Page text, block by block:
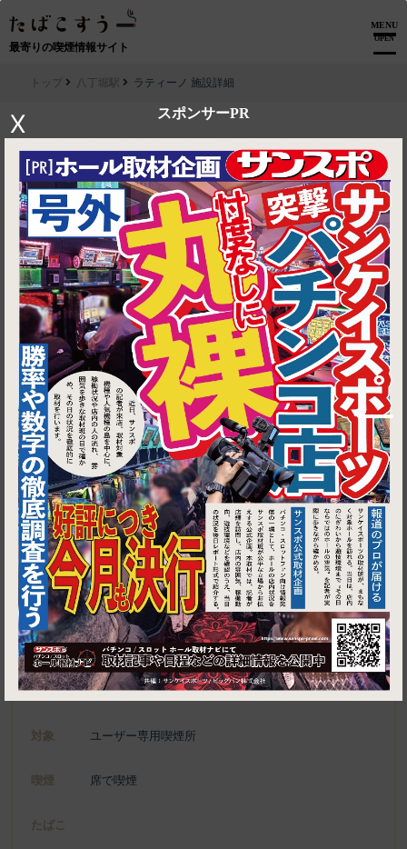
最寄りの喫煙情報サイト
MENU
OPEN
スポンサーPR
X
1
トップ 八丁堀駅 ラティーノ 施設詳細
▶ ルートを見る
八丁堀駅│ラティーノ
東京都中央区新川2-7-7 クレール八重洲通り １０３
施設名 ラティーノ
電話 050-5589-8935
種別 ユーザー専用喫煙所、喫煙可能施設
対象 ユーザー専用喫煙所
喫煙 席で喫煙
たばこ